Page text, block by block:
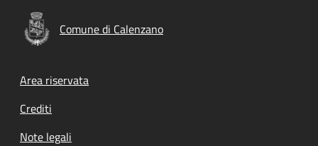
Comune di Calenzano
Footer menu
Area riservata
Crediti
Note legali